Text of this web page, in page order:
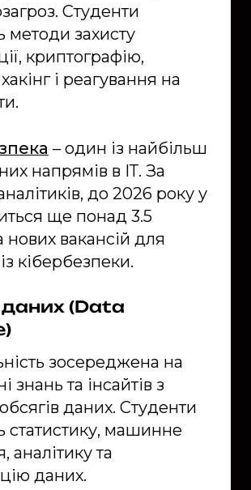
Студенти
методи захисту
криптографію,
і реагування на
– один із найбільш
напрямів в ІТ. За
до 2026 року у
ще понад 3.5
нових вакансій для
кібербезпеки.
даних (Data
зосереджена на
знань та інсайтів з
даних. Студенти
статистику, машинне
аналітику та
даних.